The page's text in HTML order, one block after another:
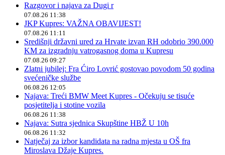
Razgovor i najava za Dugi r
07.08.26 11:38
JKP Kupres: VAŽNA OBAVIJEST!
07.08.26 11:11
Središnji državni ured za Hrvate izvan RH odobrio 390.000
KM za izgradnju vatrogasnog doma u Kupresu
07.08.26 09:27
Zlatni jubilej: Fra Ćiro Lovrić gostovao povodom 50 godina
svećeničke službe
06.08.26 12:05
Najava: Treći BMW Meet Kupres - Očekuju se tisuće
posjetitelja i stotine vozila
06.08.26 11:38
Najava: Sutra sjednica Skupštine HBŽ U 10h
06.08.26 11:32
Natječaj za izbor kandidata na radna mjesta u OŠ fra
Miroslava Džaje Kupres.